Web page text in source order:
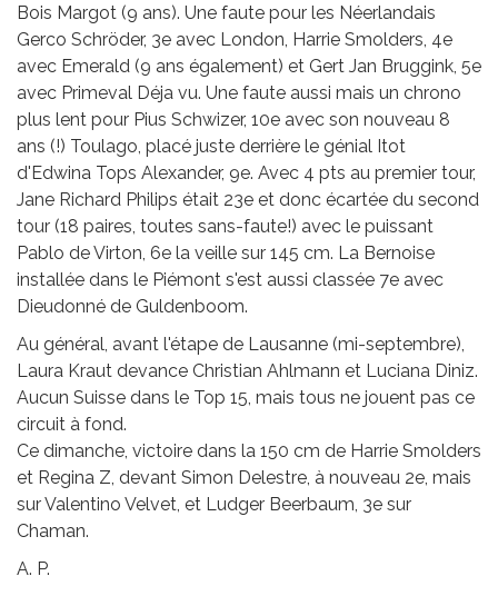
Bois Margot (9 ans). Une faute pour les Néerlandais
Gerco Schröder, 3e avec London, Harrie Smolders, 4e
avec Emerald (9 ans également) et Gert Jan Bruggink, 5e
avec Primeval Déja vu. Une faute aussi mais un chrono
plus lent pour Pius Schwizer, 10e avec son nouveau 8
ans (!) Toulago, placé juste derrière le génial Itot
d'Edwina Tops Alexander, 9e. Avec 4 pts au premier tour,
Jane Richard Philips était 23e et donc écartée du second
tour (18 paires, toutes sans-faute!) avec le puissant
Pablo de Virton, 6e la veille sur 145 cm. La Bernoise
installée dans le Piémont s'est aussi classée 7e avec
Dieudonné de Guldenboom.
Au général, avant l'étape de Lausanne (mi-septembre),
Laura Kraut devance Christian Ahlmann et Luciana Diniz.
Aucun Suisse dans le Top 15, mais tous ne jouent pas ce
circuit à fond.
Ce dimanche, victoire dans la 150 cm de Harrie Smolders
et Regina Z, devant Simon Delestre, à nouveau 2e, mais
sur Valentino Velvet, et Ludger Beerbaum, 3e sur
Chaman.
A. P.